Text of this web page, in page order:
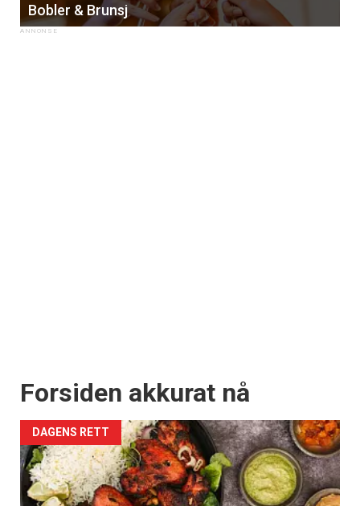
Bobler & Brunsj
Forsiden akkurat nå
DAGENS RETT